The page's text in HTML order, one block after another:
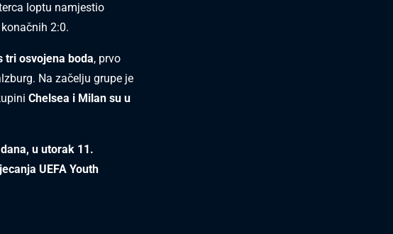
loptu namjestio
2:0.
tri osvojena boda, prvo
Na začelju grupe je
Chelsea i Milan su u
u utorak 11.
UEFA Youth